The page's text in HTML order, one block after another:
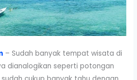
– Sudah banyak tempat wisata di
dianalogikan seperti potongan